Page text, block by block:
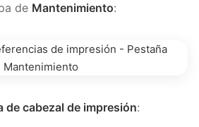
de Mantenimiento:
de cabezal de impresión: